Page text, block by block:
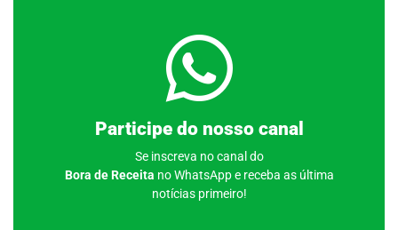
Participe do nosso canal
Se inscreva no canal do
Bora de Receita no WhatsApp e receba as última
notícias primeiro!
Clique aqui